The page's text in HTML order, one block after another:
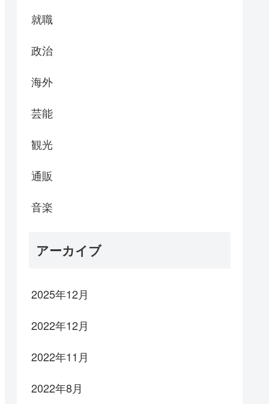
就職
政治
海外
芸能
観光
通販
音楽
アーカイブ
2025年12月
2022年12月
2022年11月
2022年8月